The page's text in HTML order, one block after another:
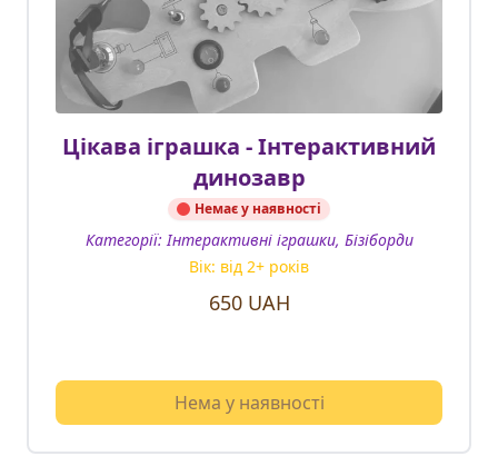
Цікава іграшка - Інтерактивний
динозавр
Немає у наявності
Категорії:Інтерактивні іграшки, Бізіборди
Вік: від 2+ років
650UAH
Нема у наявності